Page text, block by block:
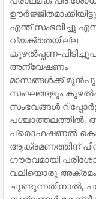
എന്ത് സംഭവിച്ചു
വ്യക്തതയില്ല.
​കുഴൽപ്പണ-
അന്വേഷണം
​മാസങ്ങൾക്ക് മുൻപും
സംഘങ്ങളും
സംഭവങ്ങൾ
പ്രൊഫഷണൽ
ആക്രമണത്തിന്
ഗൗരവമായി
വലിയൊരു അക്രമം
ചൂണ്ടുന്നതിനാൽ,